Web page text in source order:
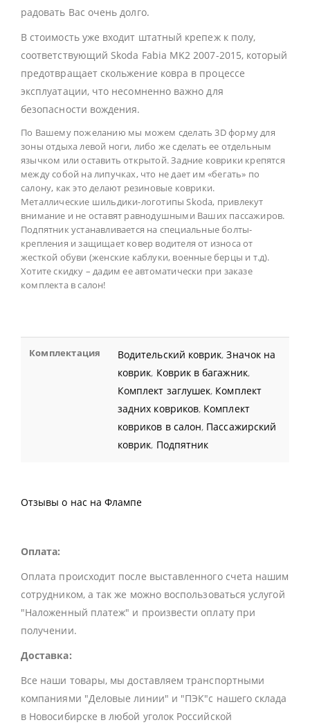
радовать Вас очень долго.
В стоимость уже входит штатный крепеж к полу,
соответствующий Skoda Fabia MK2 2007-2015, который
предотвращает скольжение ковра в процессе
эксплуатации, что несомненно важно для
безопасности вождения.
По Вашему пожеланию мы можем сделать 3D форму для
зоны отдыха левой ноги, либо же сделать ее отдельным
язычком или оставить открытой. Задние коврики крепятся
между собой на липучках, что не дает им «бегать» по
салону, как это делают резиновые коврики.
Металлические шильдики-логотипы Skoda, привлекут
внимание и не оставят равнодушными Ваших пассажиров.
Подпятник устанавливается на специальные болты-
крепления и защищает ковер водителя от износа от
жесткой обуви (женские каблуки, военные берцы и т.д).
Хотите скидку – дадим ее автоматически при заказе
комплекта в салон!
Комплектация Водительский коврик,Значок на
коврик, Коврик в багажник,
Комплект заглушек, Комплект
задних ковриков, Комплект
ковриков в салон, Пассажирский
коврик, Подпятник
Отзывы о нас на Флампе
Оплата:
Оплата происходит после выставленного счета нашим
сотрудником, а так же можно воспользоваться услугой
"Наложенный платеж" и произвести оплату при
получении.
Доставка:
Все наши товары, мы доставляем транспортными
компаниями "Деловые линии" и "ПЭК"с нашего склада
в Новосибирске в любой уголок Российской